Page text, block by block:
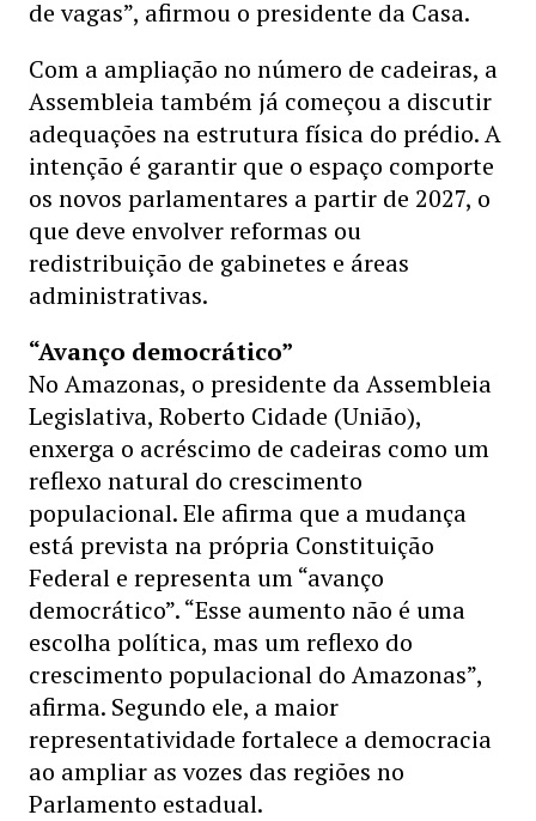
de vagas”, afirmou o presidente da Casa.
Com a ampliação no número de cadeiras, a
Assembleia também já começou a discutir
adequações na estrutura física do prédio. A
intenção é garantir que o espaço comporte
os novos parlamentares a partir de 2027, o
que deve envolver reformas ou
redistribuição de gabinetes e áreas
administrativas.
“Avanço democrático”
No Amazonas, o presidente da Assembleia
Legislativa, Roberto Cidade (União),
enxerga o acréscimo de cadeiras como um
reflexo natural do crescimento
populacional. Ele afirma que a mudança
está prevista na própria Constituição
Federal e representa um “avanço
democrático”. “Esse aumento não é uma
escolha política, mas um reflexo do
crescimento populacional do Amazonas”,
afirma. Segundo ele, a maior
representatividade fortalece a democracia
ao ampliar as vozes das regiões no
Parlamento estadual.